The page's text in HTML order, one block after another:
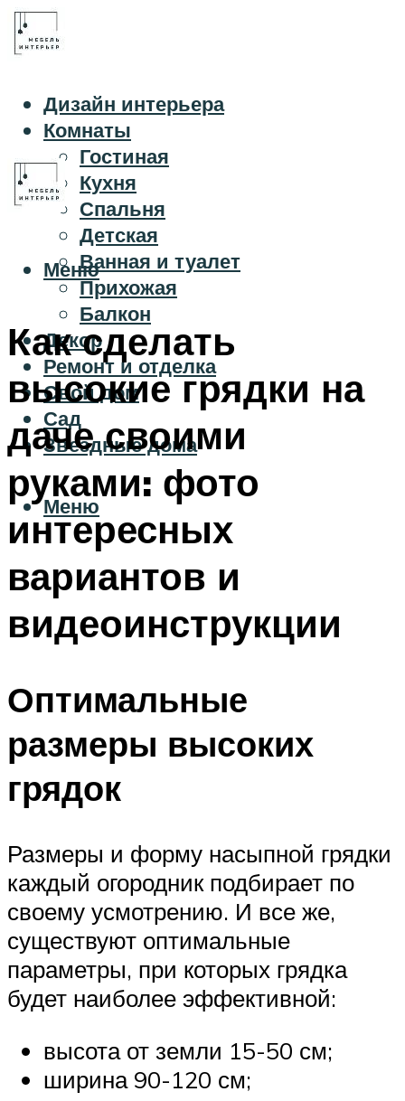
Дизайн интерьера
Комнаты
Гостиная
Кухня
Спальня
Детская
Ванная и туалет
Прихожая
Балкон
Декор
Ремонт и отделка
Свой дом
Сад
Звездные дома
Меню
Меню
Как сделать
высокие грядки на
даче своими
руками: фото
интересных
вариантов и
видеоинструкции
Оптимальные
размеры высоких
грядок
Размеры и форму насыпной грядки
каждый огородник подбирает по
своему усмотрению. И все же,
существуют оптимальные
параметры, при которых грядка
будет наиболее эффективной:
высота от земли 15-50 см;
ширина 90-120 см;